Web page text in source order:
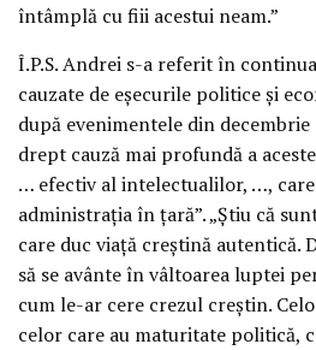
întâmplă cu fiii acestui neam.”
Î.P.S. Andrei s-a referit în
cauzate de eşecurile politice şi
după evenimentele din decembrie
drept cauză mai profundă a
… efectiv al intelectualilor, …,
administraţia în ţară”. „Ştiu că
care duc viaţă creştină autentică.
să se avânte în vâltoarea luptei
cum le-ar cere crezul creştin.
celor care au maturitate politică,